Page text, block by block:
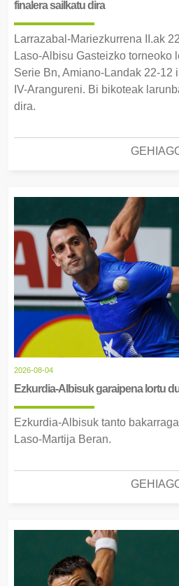
finalera sailkatu dira
Larrazabal-Mariezkurrena II.ak
Laso-Albisu Gasteizko torneoko
Serie Bn, Amiano-Landak 22-12
IV-Arangureni. Bi bikoteak
dira.
2026-08-04
Ezkurdia-Albisuk garaipena lortu
Ezkurdia-Albisuk tanto
Laso-Martija Beran.